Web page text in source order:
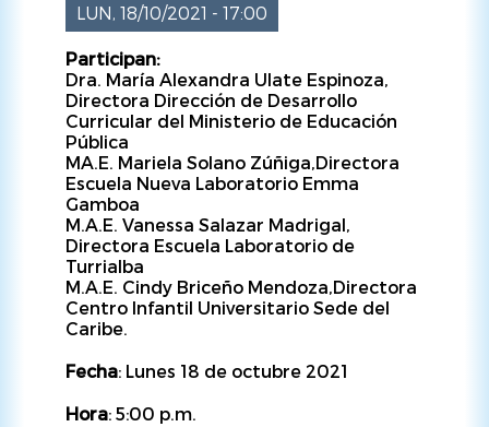
LUN, 18/10/2021 - 17:00
Participan:
Dra. María Alexandra Ulate Espinoza,
Directora Dirección de Desarrollo
Curricular del Ministerio de Educación
Pública
MA.E. Mariela Solano Zúñiga,Directora
Escuela Nueva Laboratorio Emma
Gamboa
M.A.E. Vanessa Salazar Madrigal,
Directora Escuela Laboratorio de
Turrialba
M.A.E. Cindy Briceño Mendoza,Directora
Centro Infantil Universitario Sede del
Caribe.
Fecha: Lunes 18 de octubre 2021
Hora: 5:00 p.m.